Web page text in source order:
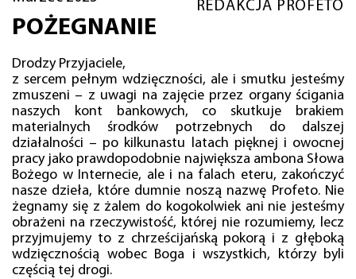
REDAKCJA PROFETO
POŻEGNANIE
Drodzy Przyjaciele,
z sercem pełnym wdzięczności, ale i smutku jesteśmy
zmuszeni – z uwagi na zajęcie przez organy ścigania
naszych kont bankowych, co skutkuje brakiem
materialnych środków potrzebnych do dalszej
działalności – po kilkunastu latach pięknej i owocnej
pracy jako prawdopodobnie największa ambona Słowa
Bożego w Internecie, ale i na falach eteru, zakończyć
nasze dzieła, które dumnie noszą nazwę Profeto. Nie
żegnamy się z żalem do kogokolwiek ani nie jesteśmy
obrażeni na rzeczywistość, której nie rozumiemy, lecz
przyjmujemy to z chrześcijańską pokorą i z głęboką
wdzięcznością wobec Boga i wszystkich, którzy byli
częścią tej drogi.